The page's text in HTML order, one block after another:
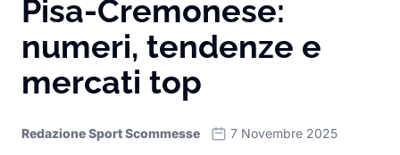
Pisa-Cremonese:
numeri, tendenze e
mercati top
Redazione Sport Scommesse 7 Novembre 2025